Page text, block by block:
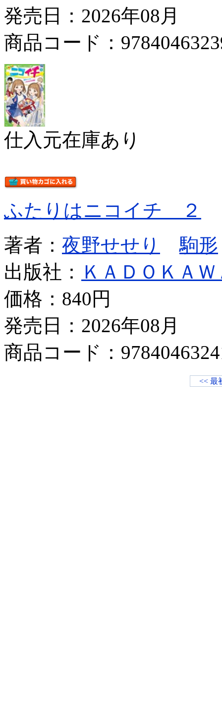
発売日：2026年08月
商品コード：
仕入元在庫あり
ふたりはニコイチ ２
著者： 夜野せせり
駒形
出版社： ＫＡＤＯＫＡＷ
価格： 840円
発売日：2026年08月
商品コード：
<< 最